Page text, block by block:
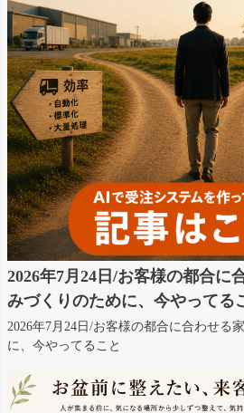
2026年7月24日/お客様の都合に
みづくりのために、今やってる
2026年7月24日/お客様の都合に合わせる
に、今やってること